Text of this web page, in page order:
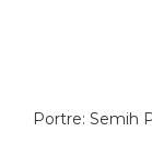
Portre: Semih